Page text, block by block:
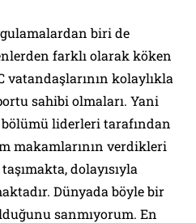
biri de
farklı olarak köken
vatandaşlarının kolaylıkla
sahibi olmaları. Yani
liderleri tarafından
makamlarının verdikleri
dolayısıyla
Dünyada böyle bir
sanmıyorum. En